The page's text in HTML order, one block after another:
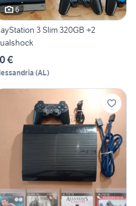
6
3 Slim 320GB +2
€
(AL)